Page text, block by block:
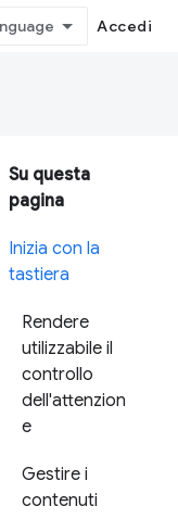
Accedi
Su questa
pagina
Inizia con la
tastiera
Rendere
utilizzabile il
controllo
dell'attenzion
e
Gestire i
contenuti